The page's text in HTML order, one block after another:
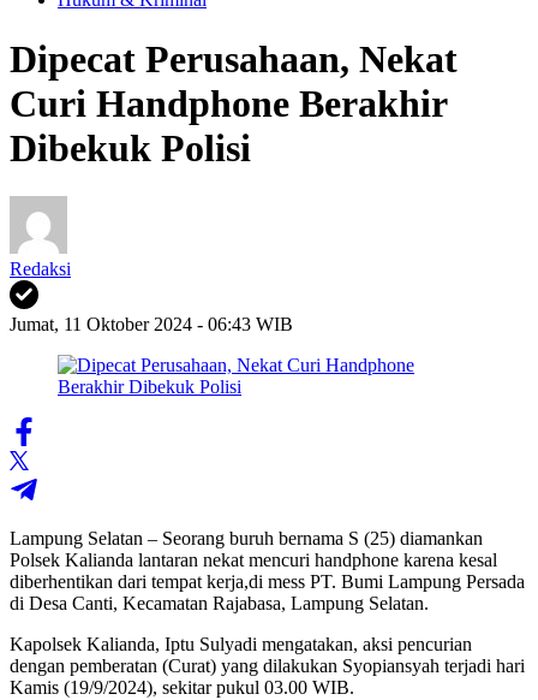
Dipecat Perusahaan, Nekat
Curi Handphone Berakhir
Dibekuk Polisi
Redaksi
Jumat, 11 Oktober 2024 - 06:43 WIB
Lampung Selatan – Seorang buruh bernama S (25) diamankan
Polsek Kalianda lantaran nekat mencuri handphone karena kesal
diberhentikan dari tempat kerja,di mess PT. Bumi Lampung Persada
di Desa Canti, Kecamatan Rajabasa, Lampung Selatan.
Kapolsek Kalianda, Iptu Sulyadi mengatakan, aksi pencurian
dengan pemberatan (Curat) yang dilakukan Syopiansyah terjadi hari
Kamis (19/9/2024), sekitar pukul 03.00 WIB.